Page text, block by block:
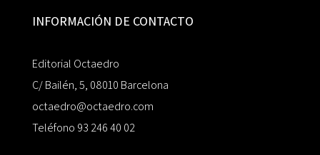
INFORMACIÓN DE CONTACTO
Editorial Octaedro
C/ Bailén, 5, 08010 Barcelona
octaedro@octaedro.com
Teléfono 93 246 40 02